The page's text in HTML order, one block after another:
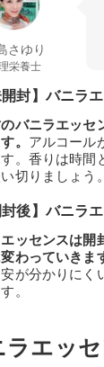
さゆり
栄養士
開封】バニラ
バニラエッセ
。 アルコール
。香りは時間
切りましょう。
封後】バニラ
ッセンスは開
わっていきま
が分かりにく
。
ラエッ